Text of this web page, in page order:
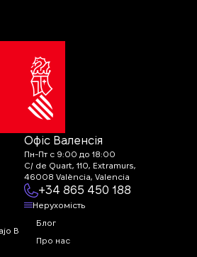
Офіс Валенсія
Пн-Пт с 9:00 до 18:00
C/ de Quart, 110, Extramurs,
46008 València, Valencia
+34 865 450 188
B
Нерухомість
Блог
Про нас